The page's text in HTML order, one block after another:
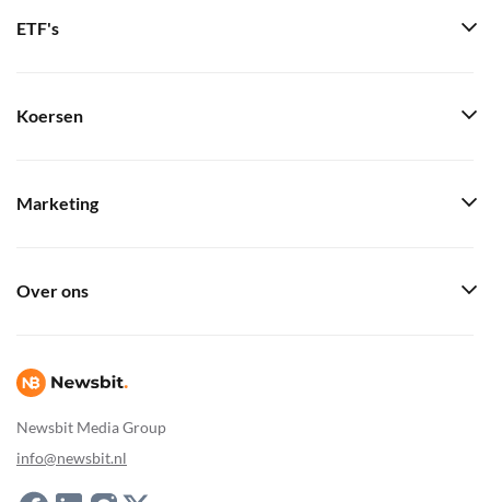
Newsbit Media Group
info@newsbit.nl
ETF's
Koersen
Marketing
Over ons